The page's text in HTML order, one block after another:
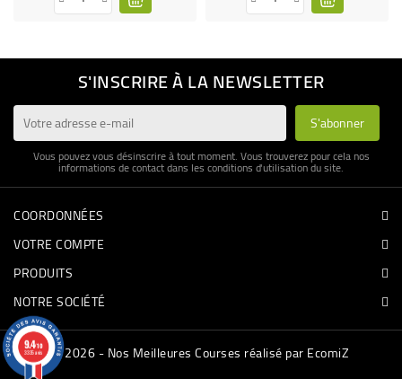
S'INSCRIRE À LA NEWSLETTER
Vous pouvez vous désinscrire à tout moment. Vous trouverez pour cela nos
informations de contact dans les conditions d'utilisation du site.
COORDONNÉES
VOTRE COMPTE
PRODUITS
NOTRE SOCIÉTÉ
© 2026 - Nos Meilleures Courses réalisé par EcomiZ
9.4/10
3335 avis